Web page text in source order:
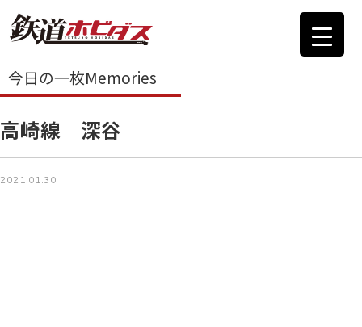
今日の一枚Memories
高崎線 深谷
2021.01.30